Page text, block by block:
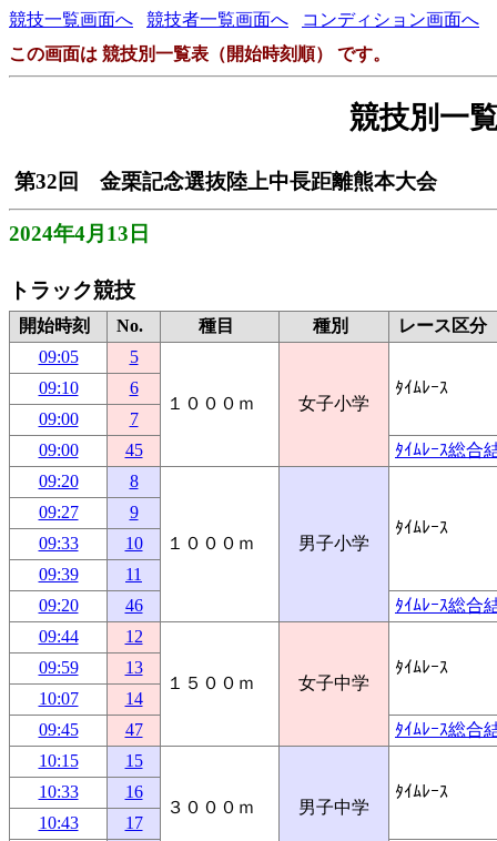
競技一覧画面へ 競技者一覧画面へ
コンディション画面へ
この画面は 競技別一覧表（開始時刻順） です。
競技別一
第32回 金栗記念選抜陸上中長距離熊本大会
2024年4月13日
トラック競技
開始時刻 No. 種目 種別
レース区分
09:05
5
１０００ｍ 女子小学
ﾀｲﾑﾚｰｽ
09:10
6
09:00
7
09:00
45
ﾀｲﾑﾚｰｽ総合
09:20
8
１０００ｍ 男子小学
ﾀｲﾑﾚｰｽ
09:27
9
09:33
10
09:39
11
09:20
46
ﾀｲﾑﾚｰｽ総合
09:44
12
１５００ｍ 女子中学
ﾀｲﾑﾚｰｽ
09:59
13
10:07
14
09:45
47
ﾀｲﾑﾚｰｽ総合
10:15
15
３０００ｍ 男子中学
ﾀｲﾑﾚｰｽ
10:33
16
10:43
17